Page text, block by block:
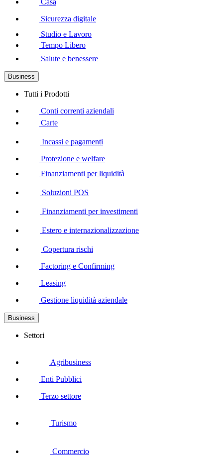
Casa
Sicurezza digitale
Studio e Lavoro
Tempo Libero
Salute e benessere
Business
Tutti i Prodotti
Conti correnti aziendali
Carte
Incassi e pagamenti
Protezione e welfare
Finanziamenti per liquidità
Soluzioni POS
Finanziamenti per investimenti
Estero e internazionalizzazione
Copertura rischi
Factoring e Confirming
Leasing
Gestione liquidità aziendale
Business
Settori
Agribusiness
Enti Pubblici
Terzo settore
Turismo
Commercio